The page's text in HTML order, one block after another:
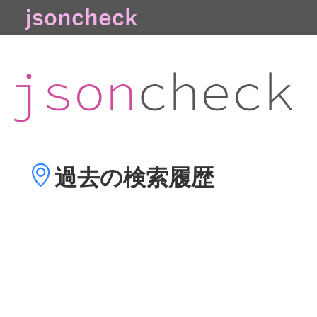
過去の検索履歴